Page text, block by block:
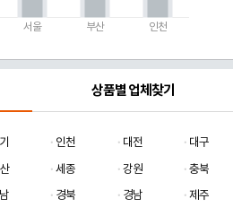
서울 부산 인천
상품별 업체찾기
인천 대전
대구
세종 강원
충북
경북 경남 제주